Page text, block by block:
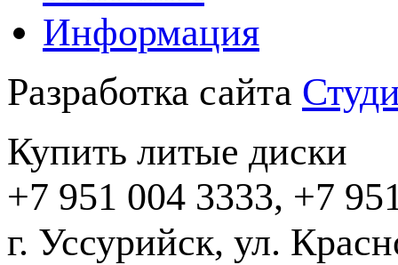
Информация
Разработка сайта
Купить литые диски
+7 951 004 3333, +7
г. Уссурийск, ул.